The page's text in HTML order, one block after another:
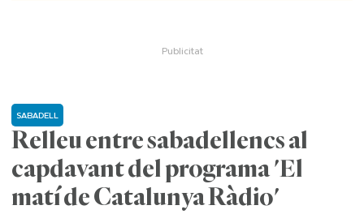
Relleu entre sabadellencs al
capdavant del programa 'El
matí de Catalunya Ràdio'
SABADELL